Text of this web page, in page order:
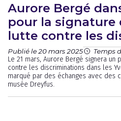
Aurore Bergé
pour la signature
lutte contre les
Publié le 20 mars 2025 Temps
Le 21 mars, Aurore Bergé signera un
contre les discriminations dans les
marqué par des échanges avec des
musée Dreyfus.